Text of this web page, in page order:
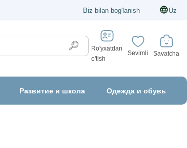
Biz bilan bog'lanish Uz
Ro'yxatdan
o'tish
Sevimli Savatcha
Развитие и школа Одежда и обувь